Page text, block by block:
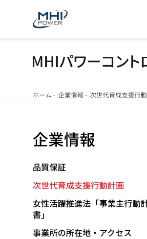
イ
ホーム -企業情報 -次世代育成支援行
企業情報
品質保証
次世代育成支援行動計画
女性活躍推進法「事業主行動
書」
事業所の所在地・アクセス